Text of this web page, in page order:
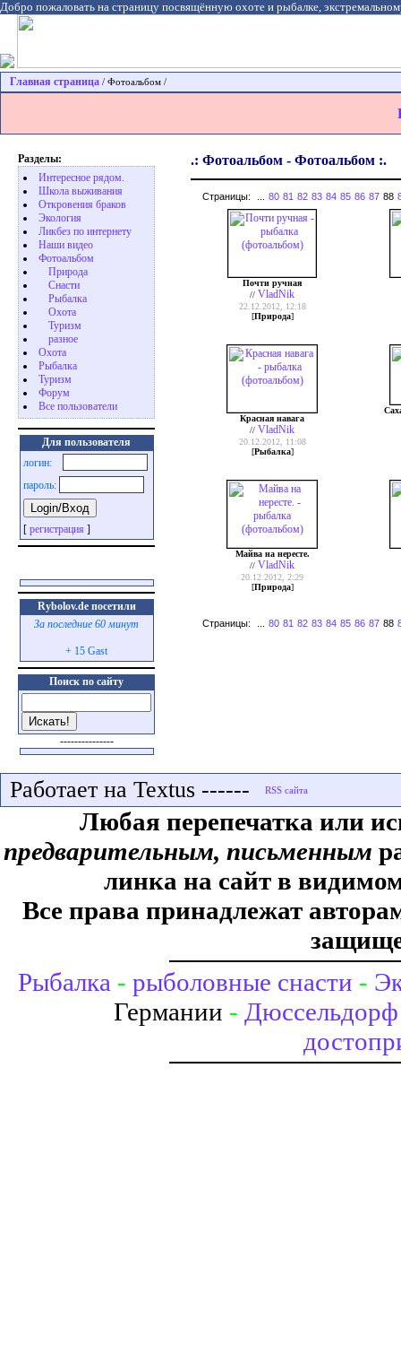
Добро пожаловать на страницу посвящённую охоте и рыбалке,
Главная страница / Фотоальбом /
Разделы:
Интересное рядом.
Школа выживания
Откровения браков
Экология
Ликбез по интернету
Наши видео
Фотоальбом
Природа
Cнасти
Рыбалка
Охота
Туризм
разное
Охота
Pыбалка
Туризм
Форум
Все пользователи
Для пользователя
логин:
пароль:
[ регистрация ]
Rybolov.de посетили
За последние 60 минут
+ 15 Gast
Поиск по сайту
---------------
.: Фотоальбом - Фотоальбом :.
Страницы: 80 81 82 83 84 85 86 87 88
Почти ручная
// VladNik
22.12.2012, 12:18
[Природа]
Красная навага
// VladNik
20.12.2012, 11:08
[Рыбалка]
Майва на нересте.
// VladNik
20.12.2012, 2:29
[Природа]
Страницы: 80 81 82 83 84 85 86 87 88
Работает на Textus ------
Любая перепечатка или
предварительным, письменным
линка на сайт в
Все права принадлежат
Рыбалка - рыболовные снасти -
Германии - Дюссельдорф